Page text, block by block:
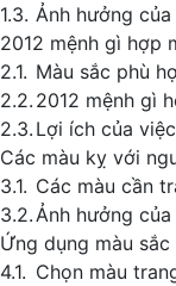
Ảnh hưởng
2012 mệnh gì hợp
Màu sắc phù
2012 mệnh gì
Lợi ích của
Các màu kỵ với
Các màu cần
Ảnh hưởng
Ứng dụng màu
Chọn màu